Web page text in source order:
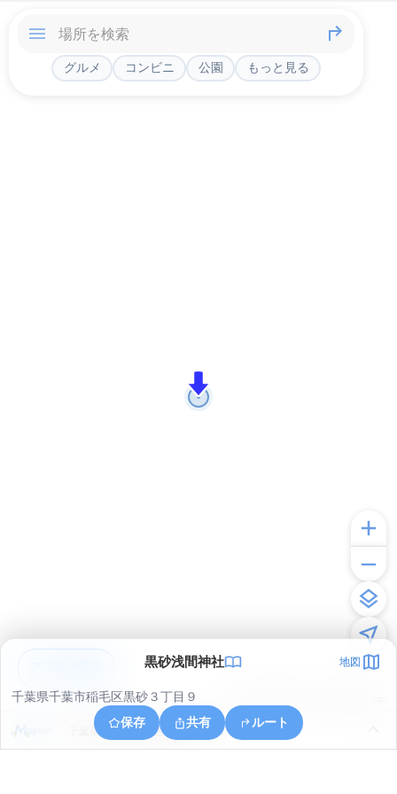
グルメ コンビニ 公園 もっと見る
黒砂浅間神社 地図
千葉県千葉市稲毛区黒砂３丁目９
保存
共有 ルート
千葉県千葉市稲毛区轟町３丁目１